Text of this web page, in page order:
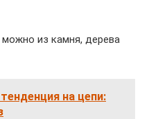
из камня, дерева
на цепи: